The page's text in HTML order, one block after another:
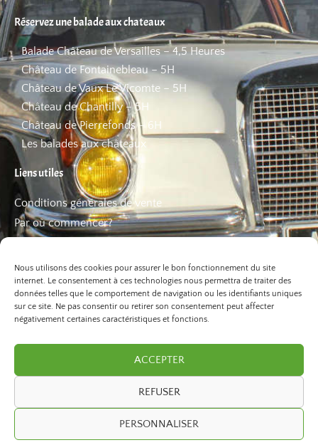
Nous utilisons des cookies pour assurer le bon fonctionnement du site
internet. Le consentement à ces technologies nous permettra de traiter des
données telles que le comportement de navigation ou les identifiants uniques
sur ce site. Ne pas consentir ou retirer son consentement peut affecter
négativement certaines caractéristiques et fonctions.
ACCEPTER
REFUSER
PERSONNALISER
Réservez une balade aux chateaux
Balade Château de Versailles – 4,5 Heures
Château de Fontainebleau – 5H
Château de Vaux Le Vicomte – 5H
Château de Chantilly – 5H
Château de Pierrefonds – 6H
Les balades aux châteaux
Liens utiles
Conditions générales de vente
Par où commencer?
Les bons plans
©2026 Paris Balade. Tous droits réservé.